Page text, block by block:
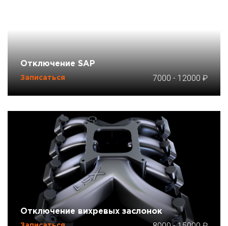
Отключение SAP
Записаться 7000 - 12000
Отключение вихревых заслонок